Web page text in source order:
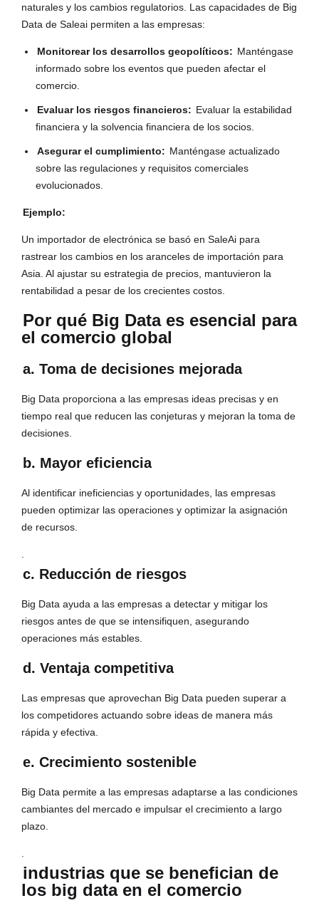
naturales y los cambios regulatorios. Las capacidades de Big
Data de Saleai permiten a las empresas:
Monitorear los desarrollos geopolíticos: Manténgase
informado sobre los eventos que pueden afectar el
comercio.
Evaluar los riesgos financieros: Evaluar la estabilidad
financiera y la solvencia financiera de los socios.
Asegurar el cumplimiento: Manténgase actualizado
sobre las regulaciones y requisitos comerciales
evolucionados.
Ejemplo:
Un importador de electrónica se basó en SaleAi para
rastrear los cambios en los aranceles de importación para
Asia. Al ajustar su estrategia de precios, mantuvieron la
rentabilidad a pesar de los crecientes costos.
Por qué Big Data es esencial para
el comercio global
a. Toma de decisiones mejorada
Big Data proporciona a las empresas ideas precisas y en
tiempo real que reducen las conjeturas y mejoran la toma de
decisiones.
b. Mayor eficiencia
Al identificar ineficiencias y oportunidades, las empresas
pueden optimizar las operaciones y optimizar la asignación
de recursos.
c. Reducción de riesgos
Big Data ayuda a las empresas a detectar y mitigar los
riesgos antes de que se intensifiquen, asegurando
operaciones más estables.
d. Ventaja competitiva
Las empresas que aprovechan Big Data pueden superar a
los competidores actuando sobre ideas de manera más
rápida y efectiva.
e. Crecimiento sostenible
Big Data permite a las empresas adaptarse a las condiciones
cambiantes del mercado e impulsar el crecimiento a largo
plazo.
industrias que se benefician de
los big data en el comercio